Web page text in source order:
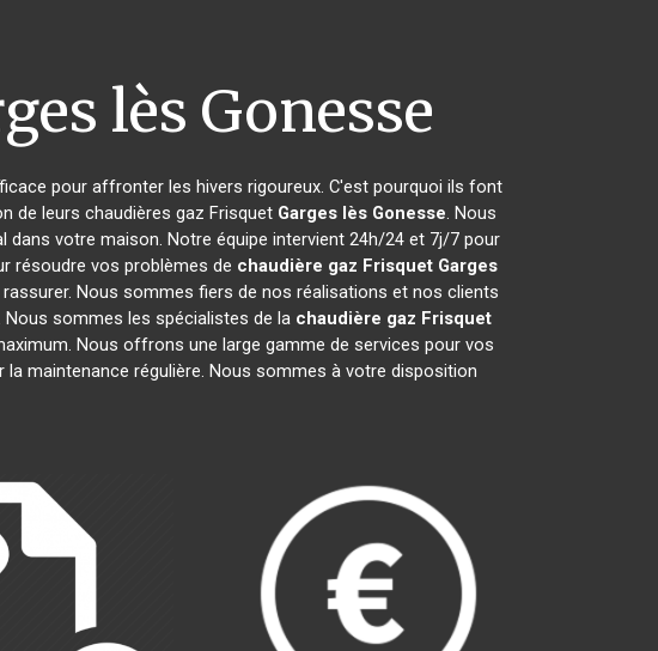
lès Gonesse
pour affronter les hivers rigoureux. C'est pourquoi ils font
de leurs chaudières gaz Frisquet Garges lès Gonesse. Nous
votre maison. Notre équipe intervient 24h/24 et 7j/7 pour
résoudre vos problèmes de chaudière gaz Frisquet Garges
Nous sommes fiers de nos réalisations et nos clients
sommes les spécialistes de la chaudière gaz Frisquet
Nous offrons une large gamme de services pour vos
maintenance régulière. Nous sommes à votre disposition